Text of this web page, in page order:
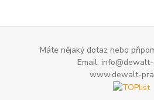
Máte nějaký dotaz nebo
Email:
www.dewalt-